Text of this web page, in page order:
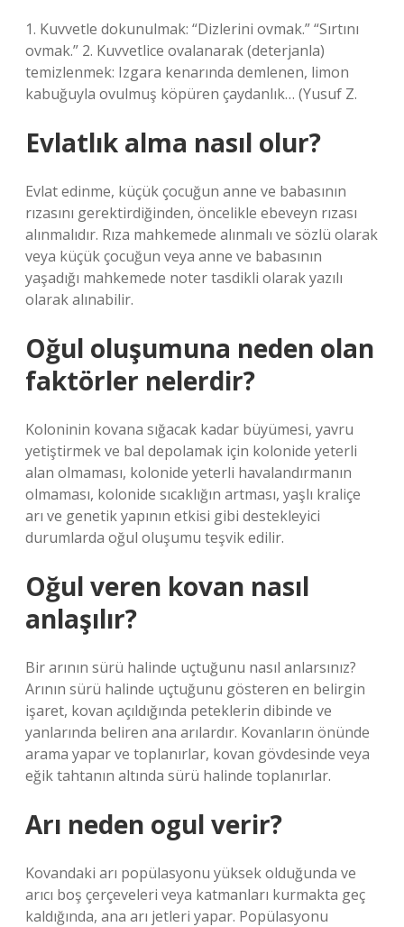
1. Kuvvetle dokunulmak: “Dizlerini ovmak.” “Sırtını
ovmak.” 2. Kuvvetlice ovalanarak (deterjanla)
temizlenmek: Izgara kenarında demlenen, limon
kabuğuyla ovulmuş köpüren çaydanlık… (Yusuf Z.
Evlatlık alma nasıl olur?
Evlat edinme, küçük çocuğun anne ve babasının
rızasını gerektirdiğinden, öncelikle ebeveyn rızası
alınmalıdır. Rıza mahkemede alınmalı ve sözlü olarak
veya küçük çocuğun veya anne ve babasının
yaşadığı mahkemede noter tasdikli olarak yazılı
olarak alınabilir.
Oğul oluşumuna neden olan
faktörler nelerdir?
Koloninin kovana sığacak kadar büyümesi, yavru
yetiştirmek ve bal depolamak için kolonide yeterli
alan olmaması, kolonide yeterli havalandırmanın
olmaması, kolonide sıcaklığın artması, yaşlı kraliçe
arı ve genetik yapının etkisi gibi destekleyici
durumlarda oğul oluşumu teşvik edilir.
Oğul veren kovan nasıl
anlaşılır?
Bir arının sürü halinde uçtuğunu nasıl anlarsınız?
Arının sürü halinde uçtuğunu gösteren en belirgin
işaret, kovan açıldığında peteklerin dibinde ve
yanlarında beliren ana arılardır. Kovanların önünde
arama yapar ve toplanırlar, kovan gövdesinde veya
eğik tahtanın altında sürü halinde toplanırlar.
Arı neden ogul verir?
Kovandaki arı popülasyonu yüksek olduğunda ve
arıcı boş çerçeveleri veya katmanları kurmakta geç
kaldığında, ana arı jetleri yapar. Popülasyonu